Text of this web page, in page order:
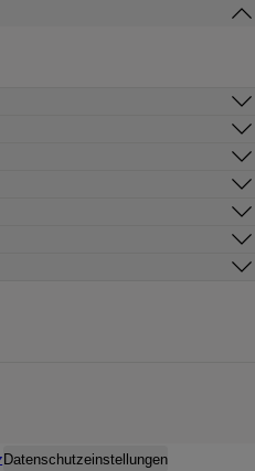
Datenschutzeinstellungen